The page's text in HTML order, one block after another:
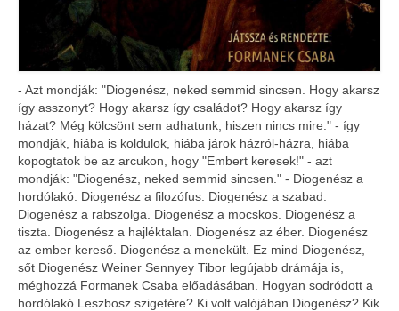
GDPR
English
- Azt mondják: "Diogenész, neked semmid sincsen. Hogy akarsz
így asszonyt? Hogy akarsz így családot? Hogy akarsz így
házat? Még kölcsönt sem adhatunk, hiszen nincs mire." - így
mondják, hiába is koldulok, hiába járok házról-házra, hiába
kopogtatok be az arcukon, hogy "Embert keresek!" - azt
mondják: "Diogenész, neked semmid sincsen." - Diogenész a
hordólakó. Diogenész a filozófus. Diogenész a szabad.
Diogenész a rabszolga. Diogenész a mocskos. Diogenész a
tiszta. Diogenész a hajléktalan. Diogenész az éber. Diogenész
az ember kereső. Diogenész a menekült. Ez mind Diogenész,
sőt Diogenész Weiner Sennyey Tibor legújabb drámája is,
méghozzá Formanek Csaba előadásában. Hogyan sodródott a
hordólakó Leszbosz szigetére? Ki volt valójában Diogenész? Kik